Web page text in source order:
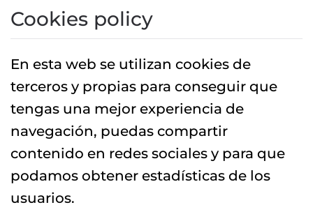
Cookies policy
En esta web se utilizan cookies de
terceros y propias para conseguir que
tengas una mejor experiencia de
navegación, puedas compartir
contenido en redes sociales y para que
podamos obtener estadísticas de los
usuarios.